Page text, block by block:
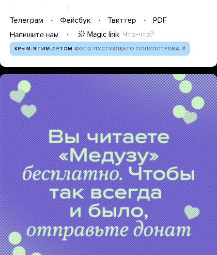
Телеграм Фейсбук Твиттер
PDF
Напишите нам
Magic link Что-что?
КРЫМ ЭТИМ ЛЕТОМ ФОТО ПУСТУЮЩЕГО ПОЛУОСТРОВА